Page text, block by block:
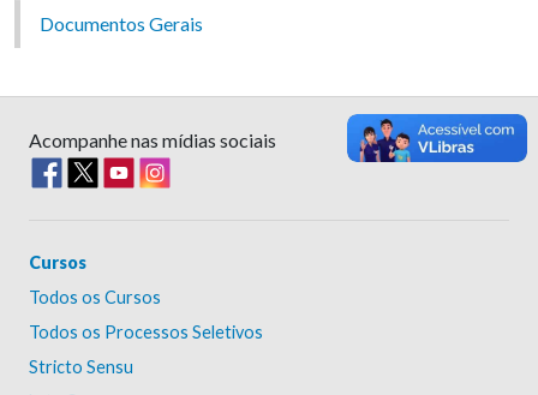
Documentos Gerais
Acompanhe nas mídias sociais
Cursos
Todos os Cursos
Todos os Processos Seletivos
Stricto Sensu